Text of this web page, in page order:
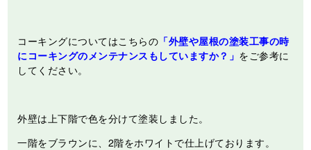
コーキングについてはこちらの 「外壁や屋根の塗装工事の時
にコーキングのメンテナンスもしていますか？」 をご参考に
してください。
外壁は上下階で色を分けて塗装しました。
一階をブラウンに、2階をホワイトで仕上げております。